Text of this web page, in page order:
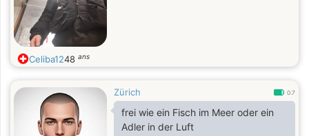
Celiba1248 ans
Zürich 0.7
frei wie ein Fisch im Meer oder ein
Adler in der Luft